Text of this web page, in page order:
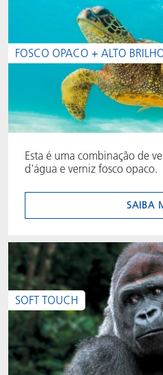
FOSCO OPACO + ALTO
Esta é uma combinação de
d'água e verniz fosco opaco.
SAIBA
SOFT TOUCH